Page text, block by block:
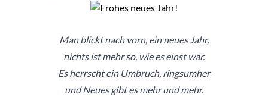
Man blickt nach vorn, ein neues Jahr,
nichts ist mehr so, wie es einst war.
Es herrscht ein Umbruch, ringsumher
und Neues gibt es mehr und mehr.